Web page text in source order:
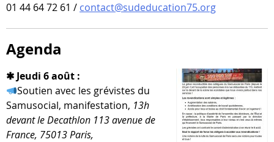
01 44 64 72 61 / contact@sudeducation75.org
Agenda
✱ Jeudi 6 août :
Soutien avec les gré­vistes du
Samusocial, mani­fes­ta­tion, 13h
devant le Decathlon 113 ave­nue de
France, 75013 Paris,